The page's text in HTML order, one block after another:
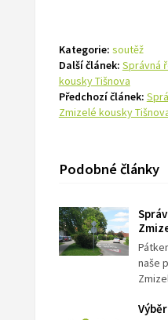
Kategorie: soutěž
Další článek: Správná
kousky Tišnova
Předchozí článek:
Zmizelé kousky
Podobné články
naše